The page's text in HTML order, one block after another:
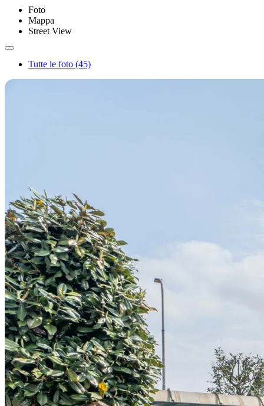
Foto
Mappa
Street View
Tutte le foto (45)